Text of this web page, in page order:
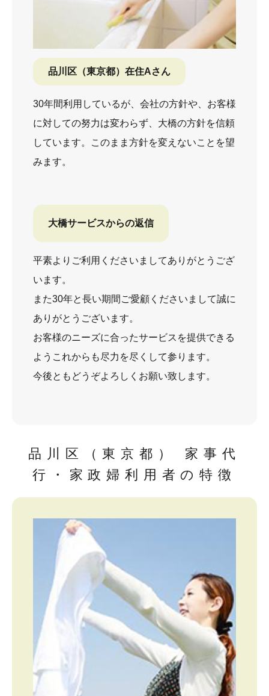
品川区（東京都）在住Aさん
30年間利用しているが、会社の方針や、お客様
に対しての努力は変わらず、大橋の方針を信頼
しています。このまま方針を変えないことを望
みます。
大橋サービスからの返信
平素よりご利用くださいましてありがとうござ
います。
また30年と長い期間ご愛顧くださいまして誠に
ありがとうございます。
お客様のニーズに合ったサービスを提供できる
ようこれからも尽力を尽くして参ります。
今後ともどうぞよろしくお願い致します。
品川区（東京都） 家事代
行・家政婦利用者の特徴